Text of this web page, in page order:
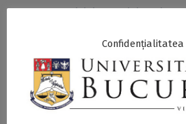
Profesionale (ANPCDEFP) şi
Naţional pentru mobilităţi
un student care beneficiază de o
ERASMUS este stabilit după cum
Austria, Belgia, Grecia, Germania,
Portugalia, Spania, nivelul
Confidențialitatea